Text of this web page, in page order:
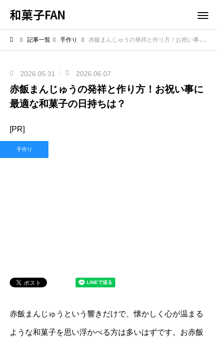
和菓子FAN
記事一覧 手作り 赤飯まんじゅうの発祥と作り方！お祝い事に最適な和菓子の日持ちは？
2026.05.31 2026.06.07
赤飯まんじゅうの発祥と作り方！お祝い事に
最適な和菓子の日持ちは？
[PR]
手作り
赤飯まんじゅうという響きだけで、懐かしく心が温まる
ような和菓子を思い浮かべる方は多いはずです。お赤飯